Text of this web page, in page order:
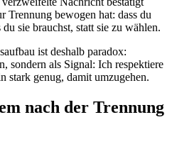
Trennung bewogen hat: dass du
sie brauchst, statt sie zu wählen.
ist deshalb paradox:
sondern als Signal: Ich respektiere
stark genug, damit umzugehen.
nach der Trennung